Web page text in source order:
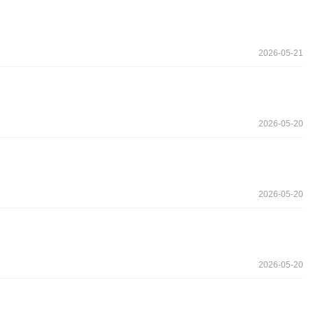
2026-05-21
2026-05-20
2026-05-20
2026-05-20